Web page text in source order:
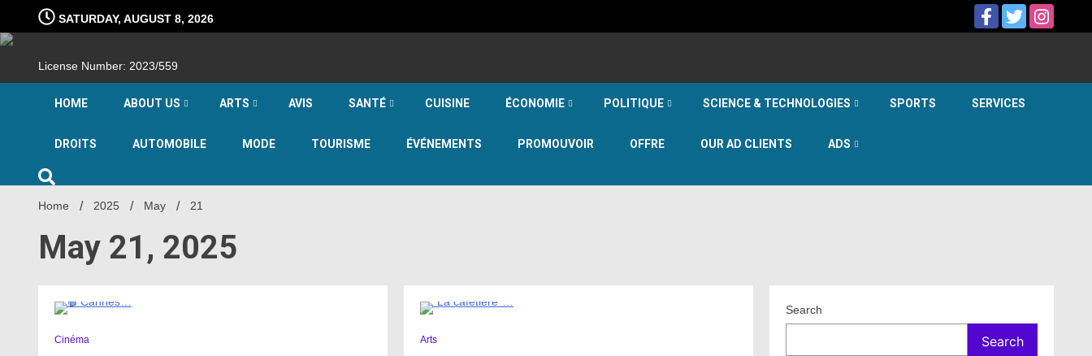
content
SATURDAY, AUGUST 8, 2026
License Number: 2023/559
HOME ABOUT US ARTS AVIS SANTÉ CUISINE ÉCONOMIE POLITIQUE SCIENCE & TECHNOLOGIES SPORTS SERVICES
DROITS AUTOMOBILE MODE TOURISME ÉVÉNEMENTS PROMOUVOIR OFFRE OUR AD CLIENTS ADS
Home 2025 May 21
May 21, 2025
Cinéma Arts
Search
Search